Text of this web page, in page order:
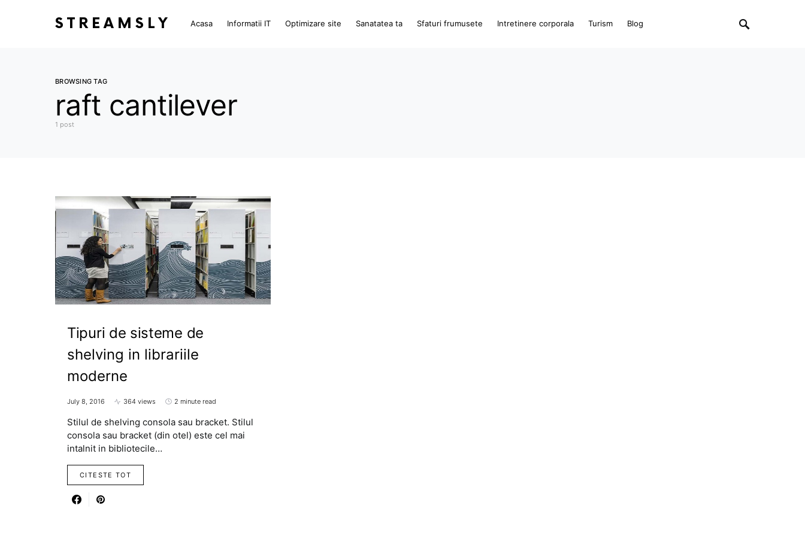
STREAMSLY Acasa Informatii IT Optimizare site Sanatatea ta Sfaturi frumusete Intretinere corporala Turism Blog
BROWSING TAG
raft cantilever
1 post
Tipuri de sisteme de
shelving in librariile
moderne
July 8, 2016 364 views 2 minute read
Stilul de shelving consola sau bracket. Stilul
consola sau bracket (din otel) este cel mai
intalnit in bibliotecile…
CITESTE TOT